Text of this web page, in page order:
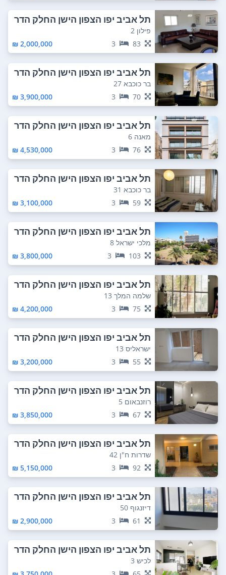
תל אביב יפו הצפון הישן החלק הדר
ום מזרחי
פילון 2
83
3
2,000,000 ₪
תל אביב יפו הצפון הישן החלק הדר
ום מזרחי
בר כוכבא 27
70
3
3,900,000 ₪
תל אביב יפו הצפון הישן החלק הדר
ום מזרחי
מאנה 6
76
3
4,530,000 ₪
תל אביב יפו הצפון הישן החלק הדר
ום מזרחי
בר כוכבא 31
59
3
3,100,000 ₪
תל אביב יפו הצפון הישן החלק הדר
ום מזרחי
מלכי ישראל 8
103
3
3,800,000 ₪
תל אביב יפו הצפון הישן החלק הדר
ום מזרחי
שלמה המלך 13
75
3
4,200,000 ₪
תל אביב יפו הצפון הישן החלק הדר
ום מזרחי
ישראליס 13
55
3
3,200,000 ₪
תל אביב יפו הצפון הישן החלק הדר
ום מזרחי
רוזנבאום 5
67
3
3,850,000 ₪
תל אביב יפו הצפון הישן החלק הדר
ום מזרחי
שדרות ח"ן 42
92
3
5,150,000 ₪
תל אביב יפו הצפון הישן החלק הדר
ום מזרחי
דיזנגוף 50
61
3
2,900,000 ₪
תל אביב יפו הצפון הישן החלק הדר
ום מזרחי
לכיש 3